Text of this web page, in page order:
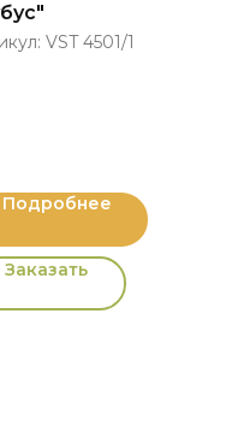
VST 4501/1
Подробнее
Заказать